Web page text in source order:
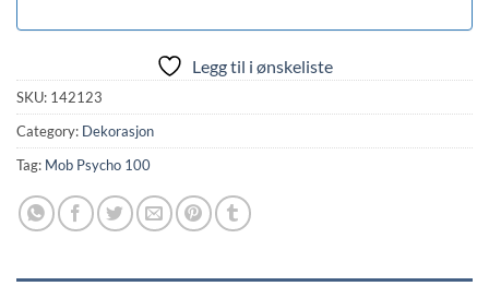
Legg til i ønskeliste
SKU: 142123
Category: Dekorasjon
Tag: Mob Psycho 100